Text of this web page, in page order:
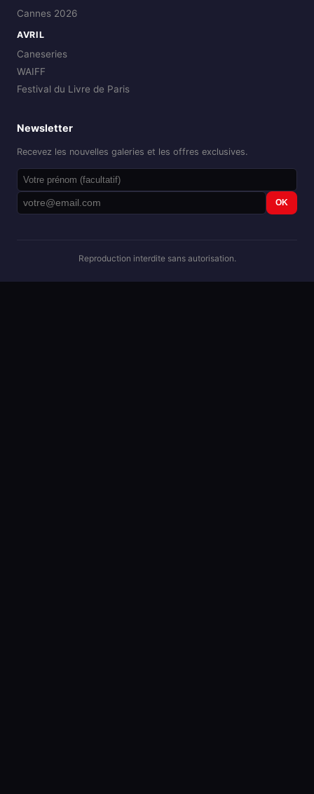
Cannes 2026
AVRIL
Caneseries
WAIFF
Festival du Livre de Paris
Newsletter
Recevez les nouvelles galeries et les offres exclusives.
OK
Reproduction interdite sans autorisation.